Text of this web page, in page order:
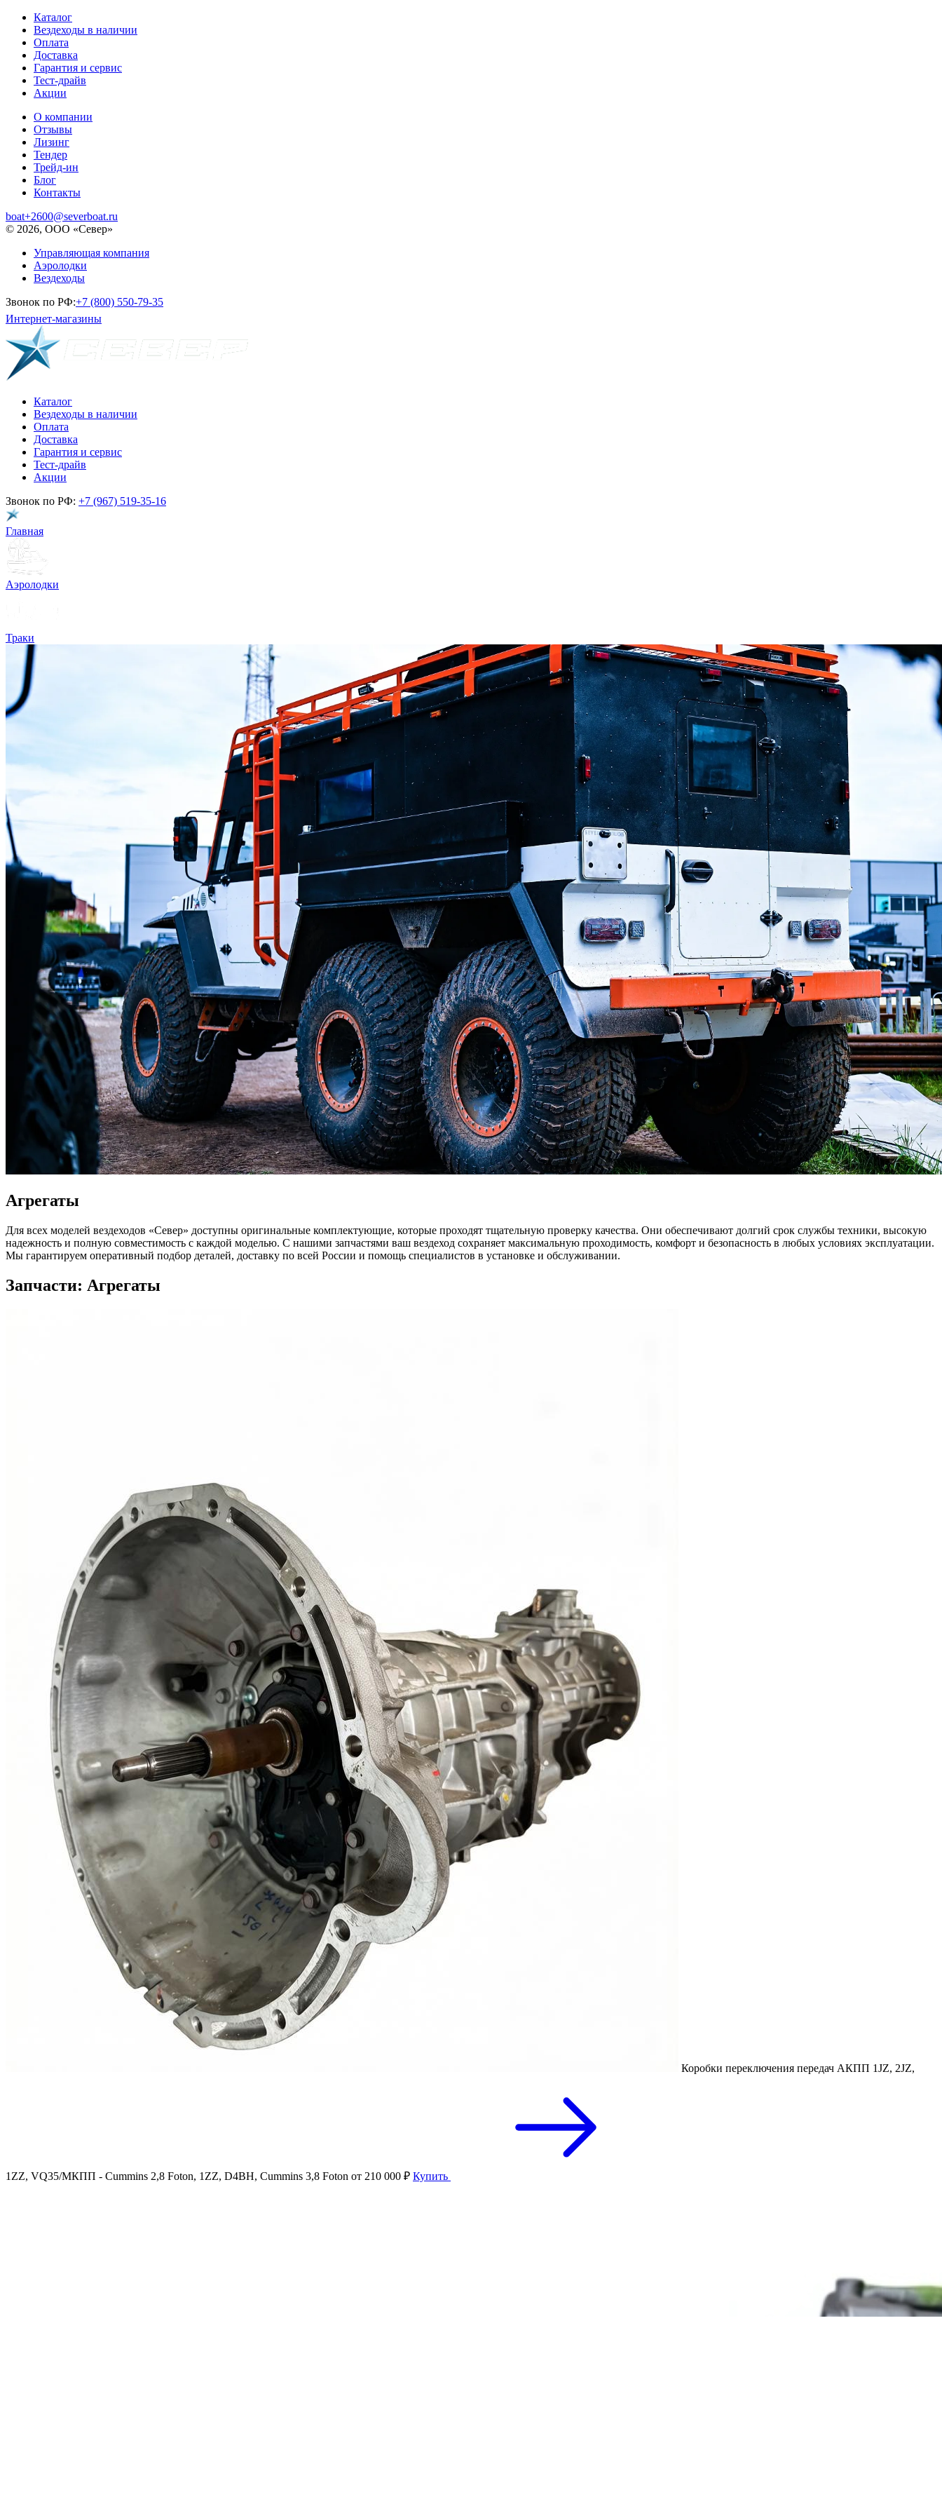
Каталог
Вездеходы в наличии
Оплата
Доставка
Гарантия и сервис
Тест-драйв
Акции
О компании
Отзывы
Лизинг
Тендер
Трейд-ин
Блог
Контакты
boat+2600@severboat.ru
© 2026, ООО «Север»
Управляющая компания
Аэролодки
Вездеходы
Звонок по РФ:+7 (800) 550-79-35
Интернет-магазины
Каталог
Вездеходы в наличии
Оплата
Доставка
Гарантия и сервис
Тест-драйв
Акции
Звонок по РФ: +7 (967) 519-35-16
Главная
Аэролодки
Траки
Агрегаты
Для всех моделей вездеходов «Север» доступны оригинальные комплектующие, которые проходят тщательную проверку качества. Они обеспечивают долгий срок службы техники, высокую
надежность и полную совместимость с каждой моделью. С нашими запчастями ваш вездеход сохраняет максимальную проходимость, комфорт и безопасность в любых условиях эксплуатации.
Мы гарантируем оперативный подбор деталей, доставку по всей России и помощь специалистов в установке и обслуживании.
Запчасти: Агрегаты
Коробки переключения передач АКПП 1JZ, 2JZ,
1ZZ, VQ35/МКПП - Cummins 2,8 Foton, 1ZZ, D4BH, Cummins 3,8 Foton от 210 000 ₽ Купить